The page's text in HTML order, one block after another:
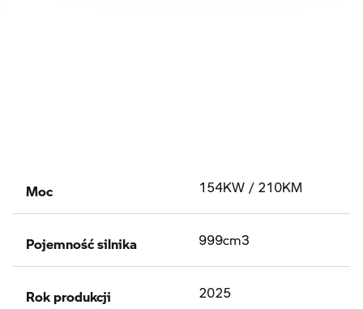
Moc 154KW / 210KM
Pojemność silnika 999cm3
Rok produkcji 2025